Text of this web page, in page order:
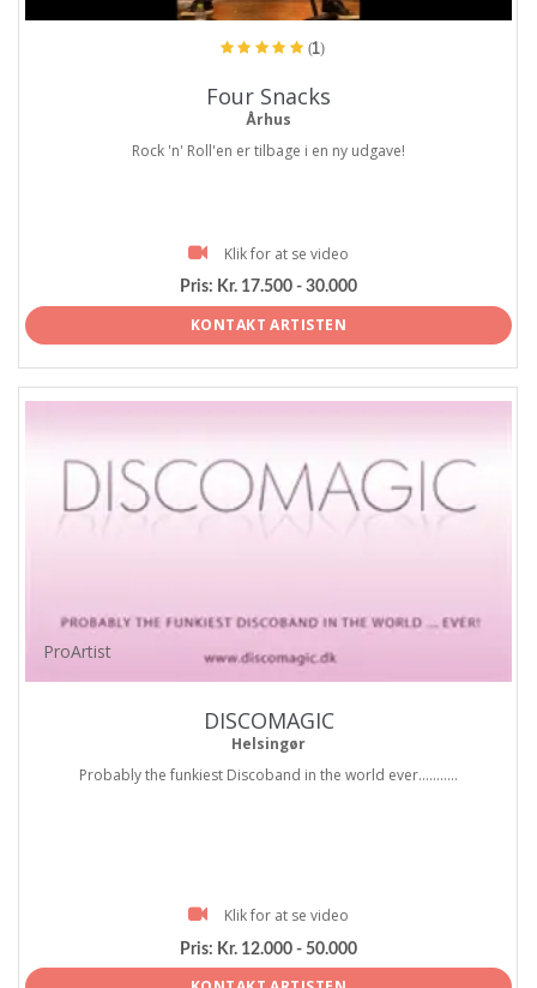
(1)
Four Snacks
Århus
Rock 'n' Roll'en er tilbage i en ny udgave!
Klik for at se video
Pris: Kr. 17.500 - 30.000
KONTAKT ARTISTEN
ProArtist
DISCOMAGIC
Helsingør
Probably the funkiest Discoband in the world ever...........
Klik for at se video
Pris: Kr. 12.000 - 50.000